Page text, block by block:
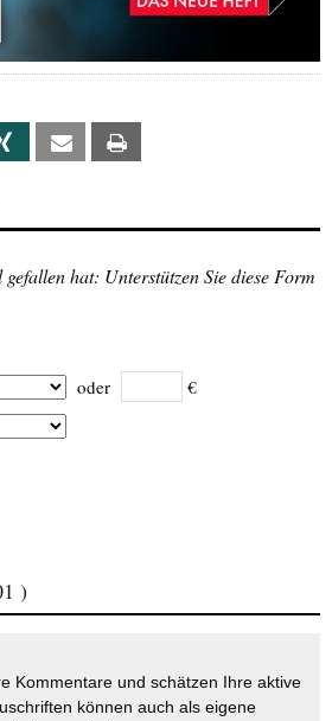
Xing Email
hat: Unterstützen Sie diese Form
oder €
)
Kommentare und schätzen Ihre aktive
können auch als eigene